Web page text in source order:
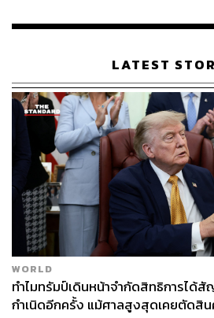
เรือนไทยที่ถูกซุกไว้
LATEST
WORLD
ทำไมทรัมป์เดินหน้าจำกัดสิทธิการได้
กำเนิดอีกครั้ง แม้ศาลสูงสุดเคยตัดสิ